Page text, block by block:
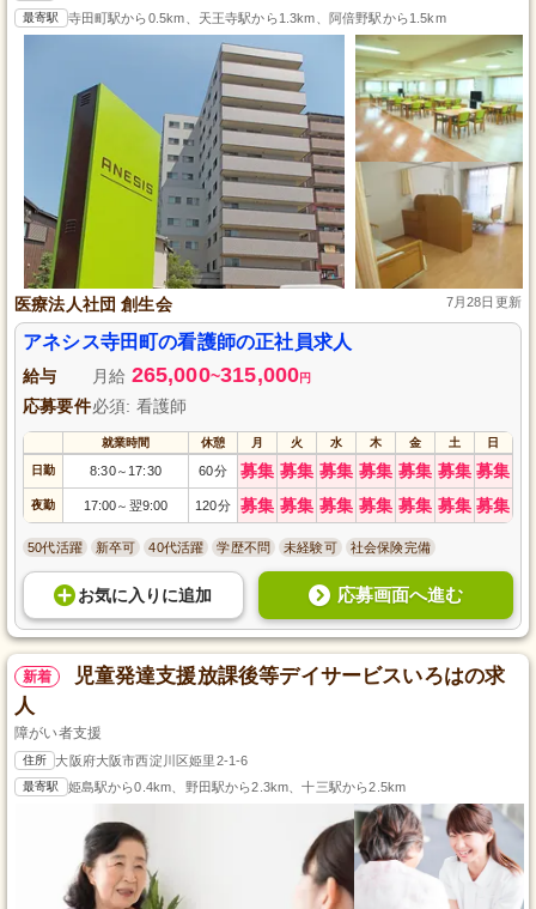
最寄駅 寺田町駅から0.5km、天王寺駅から1.3km、阿倍野駅から1.5km
医療法人社団 創生会 7月28日更新
アネシス寺田町の看護師の正社員求人
給与 月給 265,000~315,000円
応募要件必須: 看護師
就業時間 休憩 月 火 水 木 金 土 日
日勤 8:30～ 17:30 60分 募集 募集 募集 募集 募集 募集 募集
夜勤 17:00～ 翌9:00 120分 募集 募集 募集 募集 募集 募集 募集
50代活躍 新卒可 40代活躍 学歴不問 未経験可 社会保険完備
お気に入り に追加 応募画面へ進む
新着
児童発達支援放課後等デイサービスいろはの求
人
障がい者支援
住所 大阪府大阪市西淀川区姫里2-1-6
最寄駅 姫島駅から0.4km、野田駅から2.3km、十三駅から2.5km